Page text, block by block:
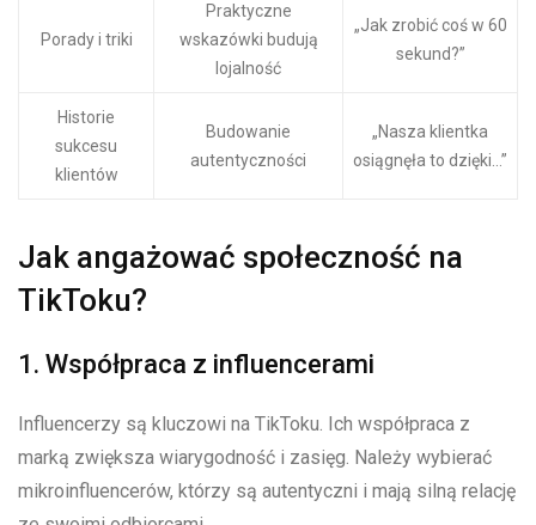
Porady i triki
Praktyczne
wskazówki budują
lojalność
„Jak zrobić coś w 60
sekund?”
Historie
sukcesu
klientów
Budowanie
autentyczności
„Nasza klientka
osiągnęła to dzięki…”
Jak angażować społeczność na
TikToku?
1. Współpraca z influencerami
Influencerzy są kluczowi na TikToku. Ich współpraca z
marką zwiększa wiarygodność i zasięg. Należy wybierać
mikroinfluencerów, którzy są autentyczni i mają silną relację